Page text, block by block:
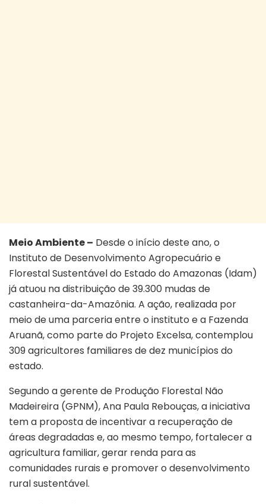
Meio Ambiente – Desde o início deste ano, o
Instituto de Desenvolvimento Agropecuário e
Florestal Sustentável do Estado do Amazonas (Idam)
já atuou na distribuição de 39.300 mudas de
castanheira-da-Amazônia. A ação, realizada por
meio de uma parceria entre o instituto e a Fazenda
Aruanã, como parte do Projeto Excelsa, contemplou
309 agricultores familiares de dez municípios do
estado.
Segundo a gerente de Produção Florestal Não
Madeireira (GPNM), Ana Paula Rebouças, a iniciativa
tem a proposta de incentivar a recuperação de
áreas degradadas e, ao mesmo tempo, fortalecer a
agricultura familiar, gerar renda para as
comunidades rurais e promover o desenvolvimento
rural sustentável.